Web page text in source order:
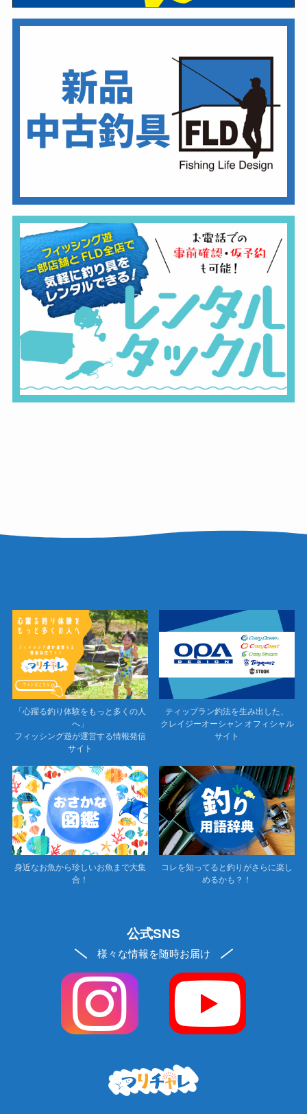
「心躍る釣り体験をもっと多くの人
へ」
フィッシング遊が運営する情報発信
サイト
ティップラン釣法を生み出した、
クレイジーオーシャン オフィシャル
サイト
身近なお魚から珍しいお魚まで大集
合！
コレを知ってると釣りがさらに楽し
めるかも？！
公式SNS
様々な情報を随時お届け